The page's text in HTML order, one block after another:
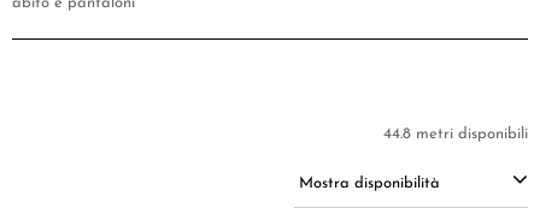
44.8 metri disponibili
Mostra disponibilità